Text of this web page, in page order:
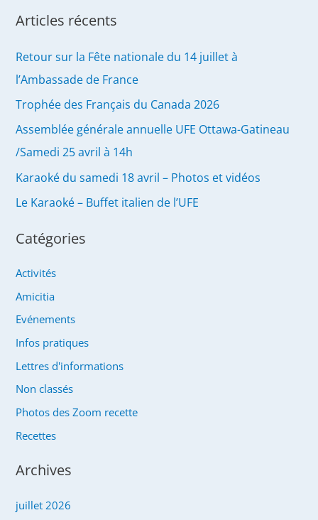
Articles récents
Retour sur la Fête nationale du 14 juillet à
l’Ambassade de France
Trophée des Français du Canada 2026
Assemblée générale annuelle UFE Ottawa-Gatineau
/Samedi 25 avril à 14h
Karaoké du samedi 18 avril – Photos et vidéos
Le Karaoké – Buffet italien de l’UFE
Catégories
Activités
Amicitia
Evénements
Infos pratiques
Lettres d'informations
Non classés
Photos des Zoom recette
Recettes
Archives
juillet 2026